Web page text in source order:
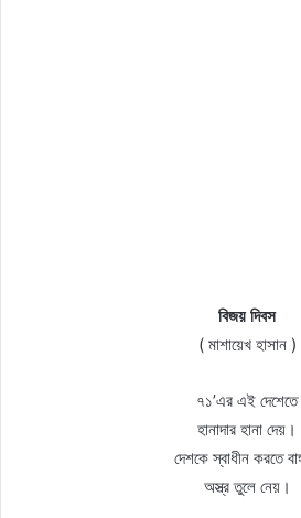
বিজয় দিবস
( মাশায়েখ হাসান )
৭১’এর এই দেশেতে
হানাদার হানা দেয়।
দেশকে স্বাধীন করতে
অস্ত্র তুলে নেয়।